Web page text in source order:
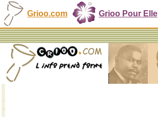
Grioo.com Grioo Pour Elle